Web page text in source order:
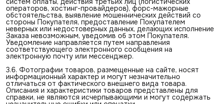
операторов, хостинг-провайдеров), форс-мажорные
обстоятельства, выявление мошеннических действий со
стороны Покупателя, предоставление Покупателем
неверных или недостоверных данных, делающих исполнение
Заказа невозможным, уведомив об этом Покупателя.
Уведомление направляется путем направления
соответствующего электронного сообщения на
электронную почту или мессенджер.
3.6. Фотографии товаров, размещенные на сайте, носят
информационный характер и могут незначительно
отличаться от фактического внешнего вида товара.
Описания и характеристики товаров представлены для
справки, не являются исчерпывающими и могут содержать